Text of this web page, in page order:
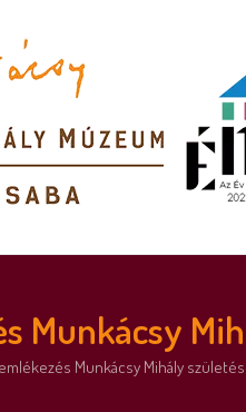
Munkácsy
Munkácsy Mihály